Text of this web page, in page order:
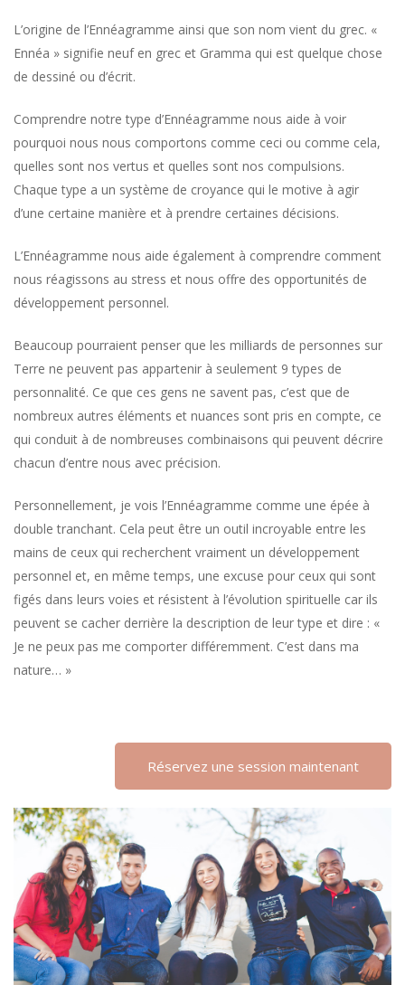
L’origine de l’Ennéagramme ainsi que son nom vient du grec. «
Ennéa » signifie neuf en grec et Gramma qui est quelque chose
de dessiné ou d’écrit.
Comprendre notre type d’Ennéagramme nous aide à voir
pourquoi nous nous comportons comme ceci ou comme cela,
quelles sont nos vertus et quelles sont nos compulsions.
Chaque type a un système de croyance qui le motive à agir
d’une certaine manière et à prendre certaines décisions.
L’Ennéagramme nous aide également à comprendre comment
nous réagissons au stress et nous offre des opportunités de
développement personnel.
Beaucoup pourraient penser que les milliards de personnes sur
Terre ne peuvent pas appartenir à seulement 9 types de
personnalité. Ce que ces gens ne savent pas, c’est que de
nombreux autres éléments et nuances sont pris en compte, ce
qui conduit à de nombreuses combinaisons qui peuvent décrire
chacun d’entre nous avec précision.
Personnellement, je vois l’Ennéagramme comme une épée à
double tranchant. Cela peut être un outil incroyable entre les
mains de ceux qui recherchent vraiment un développement
personnel et, en même temps, une excuse pour ceux qui sont
figés dans leurs voies et résistent à l’évolution spirituelle car ils
peuvent se cacher derrière la description de leur type et dire : «
Je ne peux pas me comporter différemment. C’est dans ma
nature… »
Réservez une session maintenant